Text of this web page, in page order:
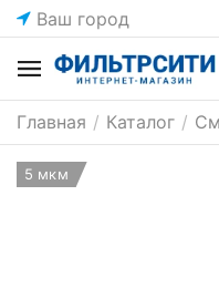
Ваш город
Главная / Каталог /
5 мкм